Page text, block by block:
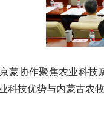
蒙协作聚焦农业科技
科技优势与内蒙古农